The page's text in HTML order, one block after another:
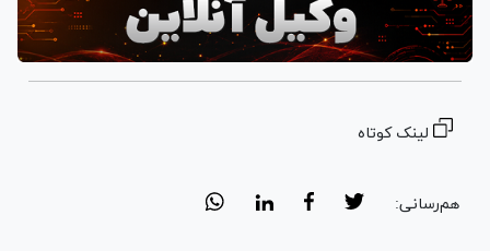
لینک کوتاه
هم‌رسانی: